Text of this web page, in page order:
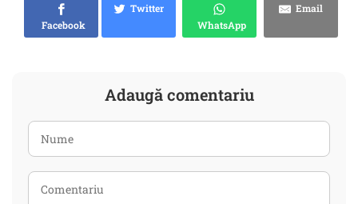
Facebook
Twitter
WhatsApp
Email
Adaugă comentariu